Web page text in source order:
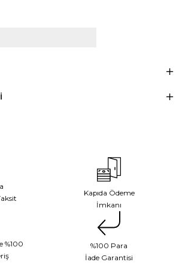
Kapıda Ödeme
İmkanı
%100
%100 Para
İade Garantisi